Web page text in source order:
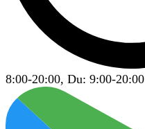
8:00-20:00, Du: 9:00-20:00